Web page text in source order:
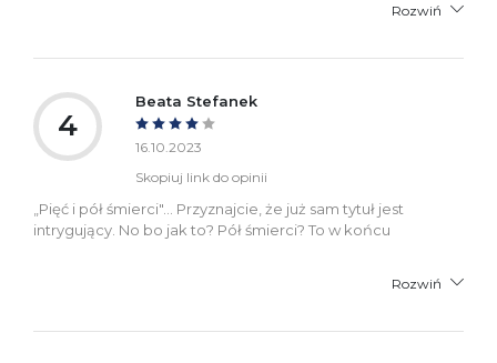
Rozwiń
4
Beata Stefanek
16.10.2023
Skopiuj link do opinii
„Pięć i pół śmierci"... Przyznajcie, że już sam tytuł jest
intrygujący. No bo jak to? Pół śmierci? To w końcu
Rozwiń